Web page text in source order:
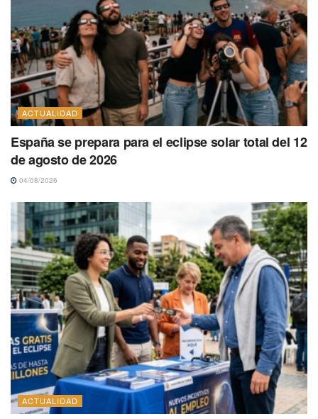
ACTUALIDAD
España se prepara para el eclipse solar total del 12
de agosto de 2026
04/08/2026
ACTUALIDAD